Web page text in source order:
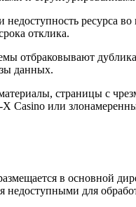
ресурса
отклика.
отбраковывают
данных.
страницы с
Casino или
в основной
недоступными для